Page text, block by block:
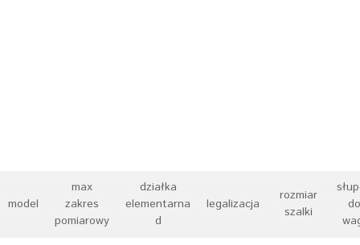
model
max
zakres
pomiarowy
działka
elementarna
d
legalizacja
rozmiar
szalki
do